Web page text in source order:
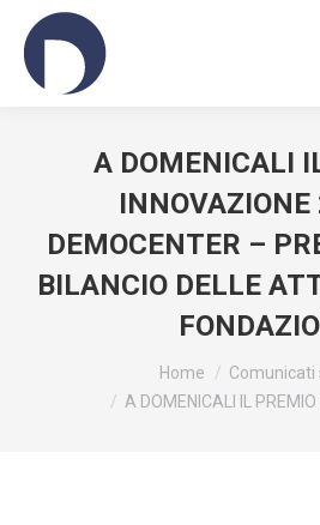
A DOMENICALI
DEMOCENTER –
BILANCIO DELLE
Home
Comunicati
A DOMENICALI IL PREMIO